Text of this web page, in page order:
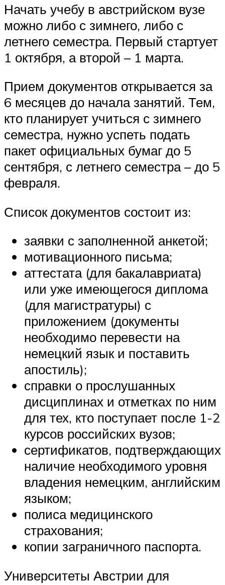
Начать учебу в австрийском вузе
можно либо с зимнего, либо с
летнего семестра. Первый стартует
1 октября, а второй – 1 марта.
Прием документов открывается за
6 месяцев до начала занятий. Тем,
кто планирует учиться с зимнего
семестра, нужно успеть подать
пакет официальных бумаг до 5
сентября, с летнего семестра – до 5
февраля.
Список документов состоит из:
заявки с заполненной анкетой;
мотивационного письма;
аттестата (для бакалавриата)
или уже имеющегося диплома
(для магистратуры) с
приложением (документы
необходимо перевести на
немецкий язык и поставить
апостиль);
справки о прослушанных
дисциплинах и отметках по ним
для тех, кто поступает после 1-2
курсов российских вузов;
сертификатов, подтверждающих
наличие необходимого уровня
владения немецким, английским
языком;
полиса медицинского
страхования;
копии заграничного паспорта.
Университеты Австрии для